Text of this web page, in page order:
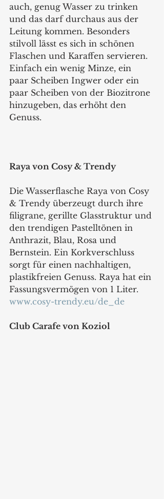
auch, genug Wasser zu trinken
und das darf durchaus aus der
Leitung kommen. Besonders
stilvoll lässt es sich in schönen
Flaschen und Karaffen servieren.
Einfach ein wenig Minze, ein
paar Scheiben Ingwer oder ein
paar Scheiben von der Biozitrone
hinzugeben, das erhöht den
Genuss.
Raya von Cosy & Trendy
Die Wasserflasche Raya von Cosy
& Trendy überzeugt durch ihre
filigrane, gerillte Glasstruktur und
den trendigen Pastelltönen in
Anthrazit, Blau, Rosa und
Bernstein. Ein Korkverschluss
sorgt für einen nachhaltigen,
plastikfreien Genuss. Raya hat ein
Fassungsvermögen von 1 Liter.
www.cosy-trendy.eu/de_de
Club Carafe von Koziol